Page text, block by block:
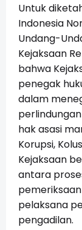
Untuk
Indonesia
Undang-
Kejaksaan
bahwa
penegak
dalam
hak asasi
Korupsi,
Kejaksaan
antara
pelaksana
pengadilan.